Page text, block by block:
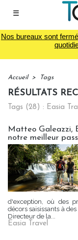
☰
Nos bureaux sont
Accueil > Tags
RÉSULTATS
Tags (28) : Easia
Matteo Galeazzi,
notre meilleur
d'exception, où des
décors saisissants à
Directeur de la...
Easia Travel